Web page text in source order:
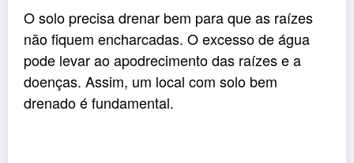
O solo precisa drenar bem para que as raízes
não fiquem encharcadas. O excesso de água
pode levar ao apodrecimento das raízes e a
doenças. Assim, um local com solo bem
drenado é fundamental.